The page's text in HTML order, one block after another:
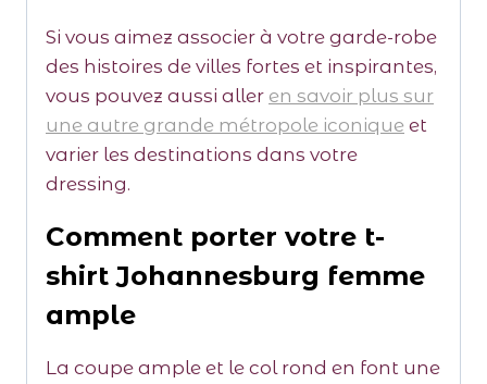
Si vous aimez associer à votre garde-robe
des histoires de villes fortes et inspirantes,
vous pouvez aussi aller en savoir plus sur
une autre grande métropole iconique et
varier les destinations dans votre
dressing.
Comment porter votre t-
shirt Johannesburg femme
ample
La coupe ample et le col rond en font une